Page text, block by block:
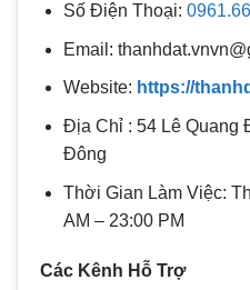
Số Điện Thoại:
Email:
Website: https://
Địa Chỉ : 54 Lê Quang
Đông
Thời Gian Làm Việc:
AM – 23:00 PM
Các Kênh Hỗ Trợ